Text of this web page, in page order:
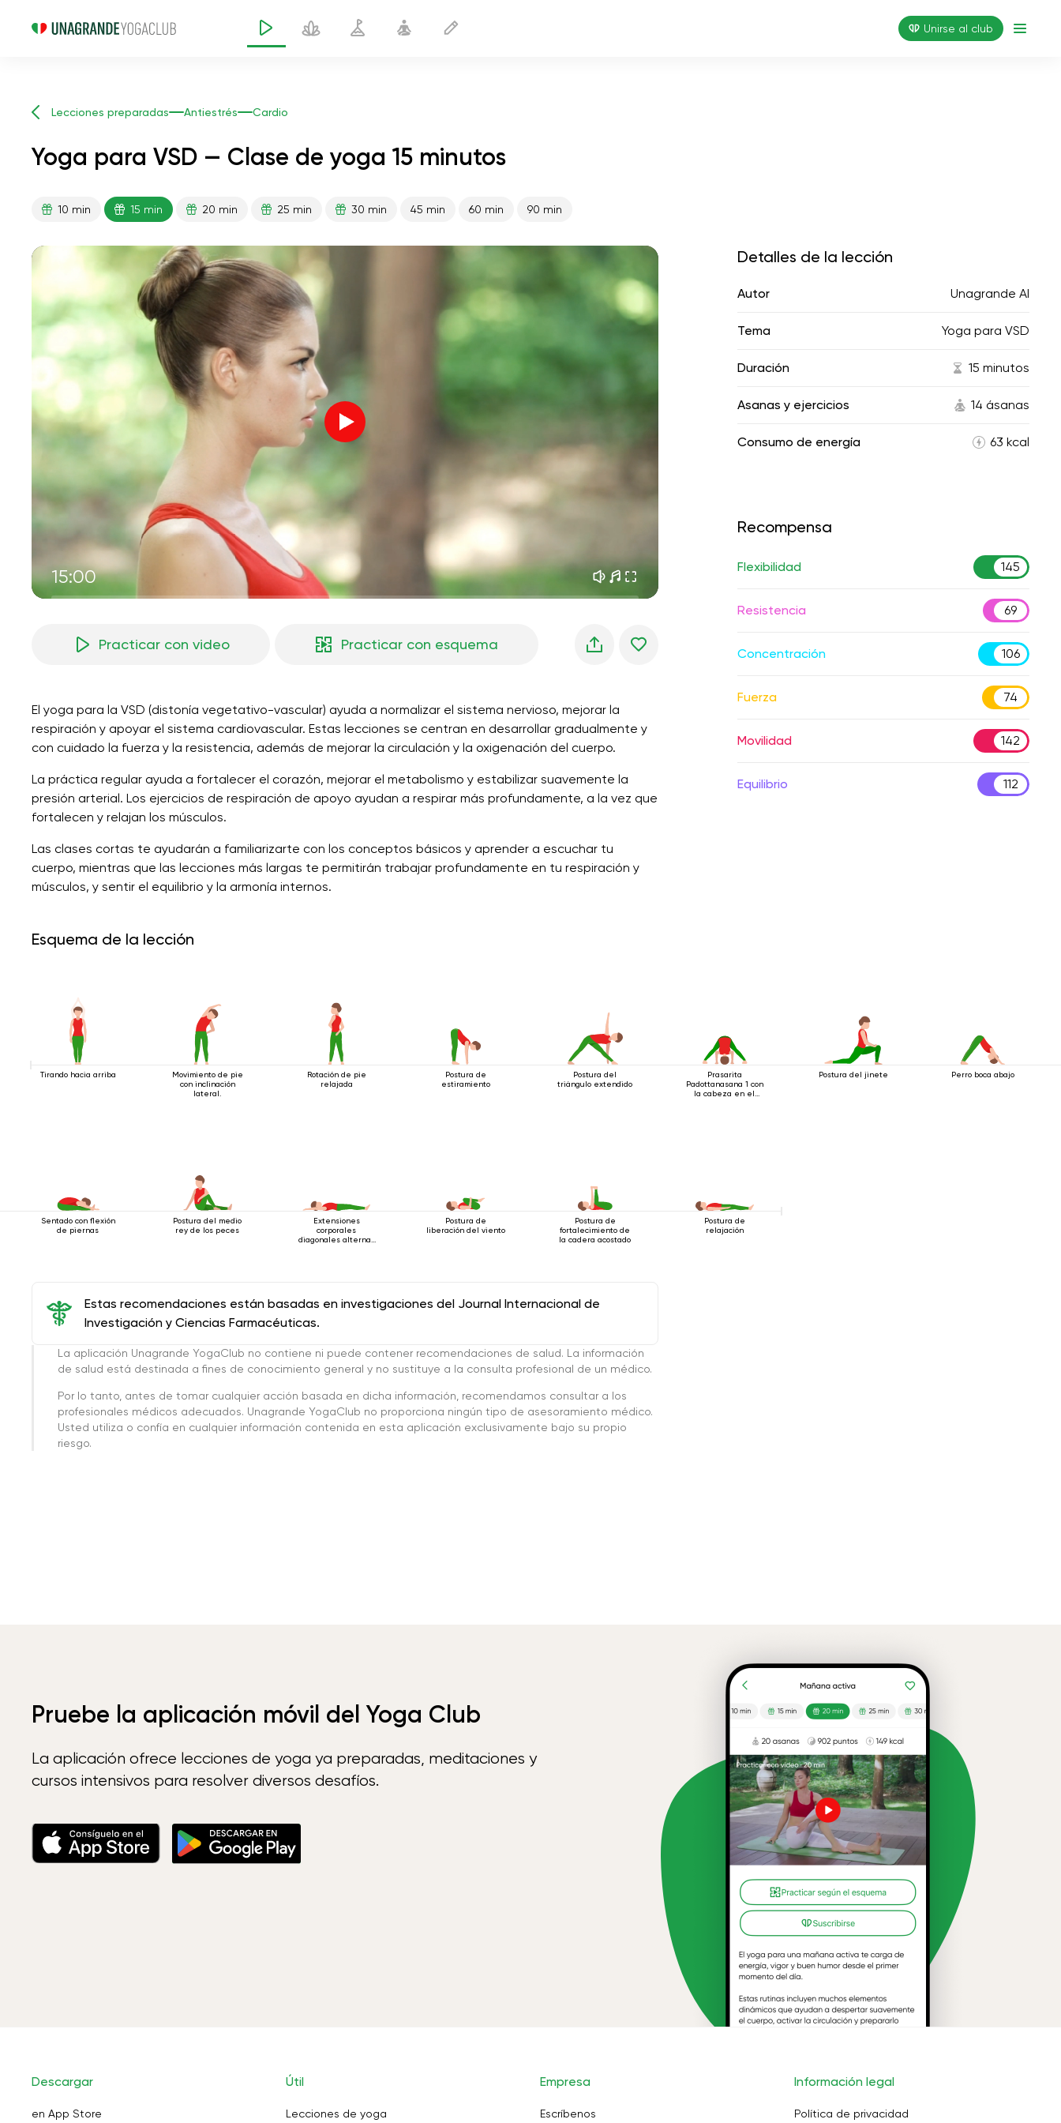
Unirse al club
Lecciones preparadas Antiestrés Cardio
Yoga para VSD — Clase de yoga 15 minutos
10 min 15 min 20 min 25 min 30 min 45 min 60 min 90 min
15:00
vuelo del alma 01:44
sueños matutinos
silencio de montaña
la voz del viento
bosque de primavera 02:00
Practicar con video Practicar con esquema
El yoga para la VSD (distonía vegetativo-vascular) ayuda a normalizar el sistema nervioso, mejorar la
respiración y apoyar el sistema cardiovascular. Estas lecciones se centran en desarrollar gradualmente y
con cuidado la fuerza y ​​la resistencia, además de mejorar la circulación y la oxigenación del cuerpo.
La práctica regular ayuda a fortalecer el corazón, mejorar el metabolismo y estabilizar suavemente la
presión arterial. Los ejercicios de respiración de apoyo ayudan a respirar más profundamente, a la vez que
fortalecen y relajan los músculos.
Las clases cortas te ayudarán a familiarizarte con los conceptos básicos y aprender a escuchar tu
cuerpo, mientras que las lecciones más largas te permitirán trabajar profundamente en tu respiración y
músculos, y sentir el equilibrio y la armonía internos.
Detalles de la lección
Autor Unagrande AI
Tema Yoga para VSD
Duración 15 minutos
Asanas y ejercicios 14 ásanas
Consumo de energía 63 kcal
Recompensa
Flexibilidad 145
Resistencia 69
Concentración 106
Fuerza 74
Movilidad 142
Equilibrio 112
Esquema de la lección
Tirando hacia arriba
Movimiento de pie
con inclinación
lateral.
Rotación de pie
relajada
Postura de
estiramiento
Postura del
triángulo extendido
Prasarita
Padottanasana 1 con
la cabeza en el
Postura del jinete Perro boca abajo
Sentado con flexión
de piernas
Postura del medio
rey de los peces
Extensiones
corporales
diagonales alternas
Postura de
liberación del viento
Postura de
fortalecimiento de
la cadera acostado
Postura de
relajación
Estas recomendaciones están basadas en investigaciones del Journal Internacional de
Investigación y Ciencias Farmacéuticas.
La aplicación Unagrande YogaClub no contiene ni puede contener recomendaciones de salud. La información
de salud está destinada a fines de conocimiento general y no sustituye a la consulta profesional de un médico.
Por lo tanto, antes de tomar cualquier acción basada en dicha información, recomendamos consultar a los
profesionales médicos adecuados. Unagrande YogaClub no proporciona ningún tipo de asesoramiento médico.
Usted utiliza o confía en cualquier información contenida en esta aplicación exclusivamente bajo su propio
riesgo.
Pruebe la aplicación móvil del Yoga Club
La aplicación ofrece lecciones de yoga ya preparadas, meditaciones y
cursos intensivos para resolver diversos desafíos.
Descargar
en App Store
Útil
Lecciones de yoga
Empresa
Escríbenos
Información legal
Política de privacidad